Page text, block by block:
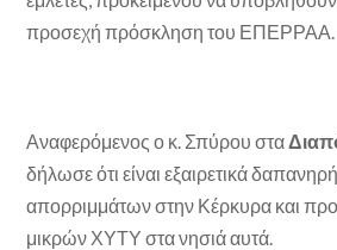
προσεχή πρόσκληση του ΕΠΕΡΡΑΑ.
Αναφερόμενος ο κ. Σπύρου στα
δήλωσε ότι είναι εξαιρετικά
απορριμμάτων στην Κέρκυρα και
μικρών ΧΥΤΥ στα νησιά αυτά.